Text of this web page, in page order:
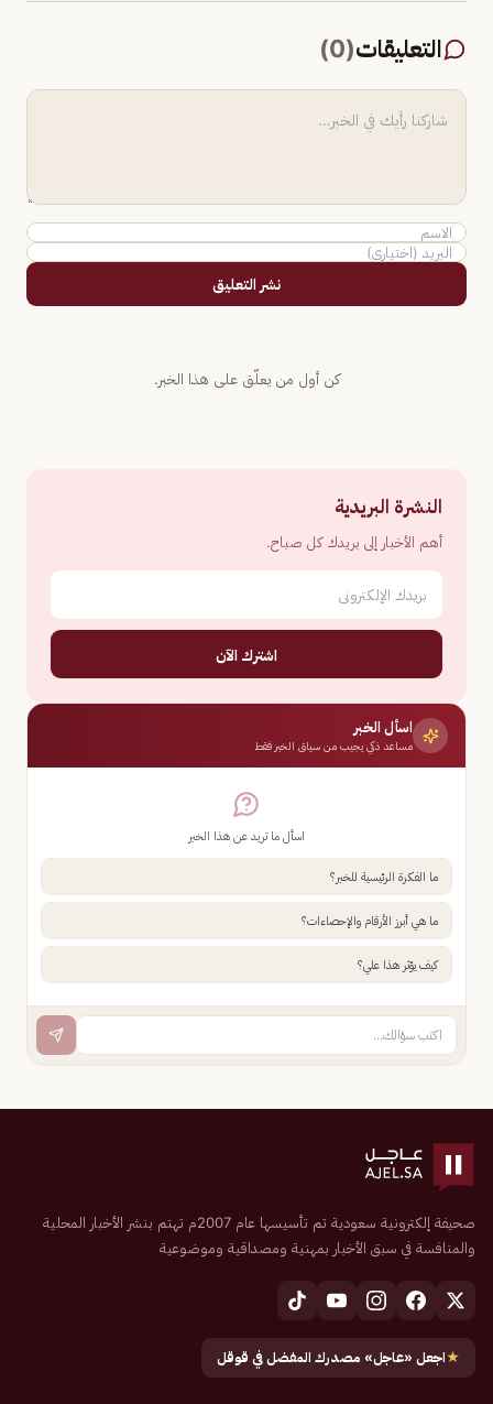
التعليقات(
0
)
نشر التعليق
كن أول من يعلّق على هذا الخبر.
النشرة البريدية
أهم الأخبار إلى بريدك كل صباح.
اشترك الآن
اسأل الخبر
مساعد ذكي يجيب من سياق الخبر فقط
اسأل ما تريد عن هذا الخبر
ما الفكرة الرئيسية للخبر؟
ما هي أبرز الأرقام والإحصاءات؟
كيف يؤثر هذا علي؟
صحيفة إلكترونية سعودية تم تأسيسها عام 2007م تهتم بنشر الأخبار المحلية
والمنافسة في سبق الأخبار بمهنية ومصداقية وموضوعية
★اجعل «عاجل» مصدرك المفضل في قوقل